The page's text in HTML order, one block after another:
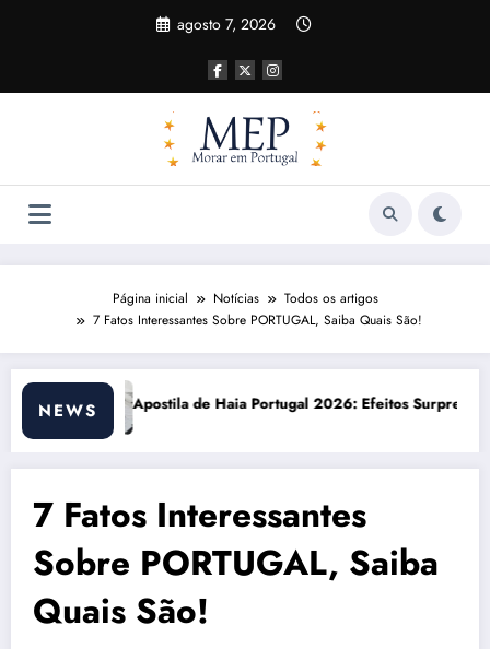
agosto 7, 2026
Página inicial Notícias
Todos os artigos
7 Fatos Interessantes Sobre PORTUGAL, Saiba Quais São!
NEWS
2026: Efeitos Surpreendentes e OportunidadesCusto de vida em
7 Fatos Interessantes
Sobre PORTUGAL, Saiba
Quais São!